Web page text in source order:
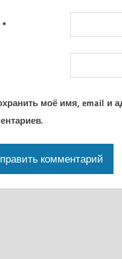
*
моё имя, email и